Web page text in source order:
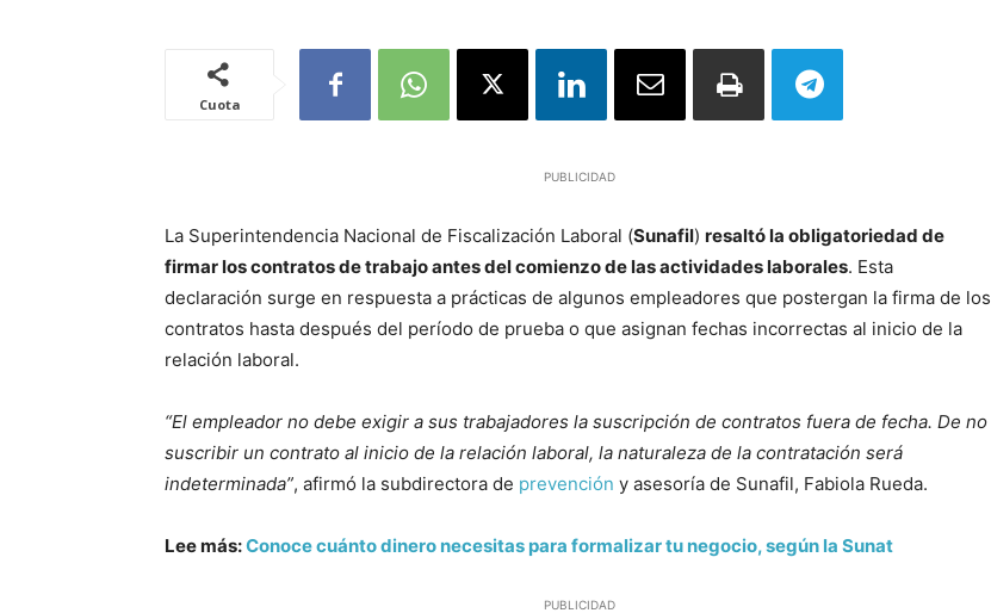
Cuota
PUBLICIDAD
La Superintendencia Nacional de Fiscalización Laboral (Sunafil) resaltó la obligatoriedad de
firmar los contratos de trabajo antes del comienzo de las actividades laborales. Esta
declaración surge en respuesta a prácticas de algunos empleadores que postergan la firma de los
contratos hasta después del período de prueba o que asignan fechas incorrectas al inicio de la
relación laboral.
“El empleador no debe exigir a sus trabajadores la suscripción de contratos fuera de fecha. De no
suscribir un contrato al inicio de la relación laboral, la naturaleza de la contratación será
indeterminada”, afirmó la subdirectora de prevención y asesoría de Sunafil, Fabiola Rueda.
Lee más:Conoce cuánto dinero necesitas para formalizar tu negocio, según la Sunat
PUBLICIDAD